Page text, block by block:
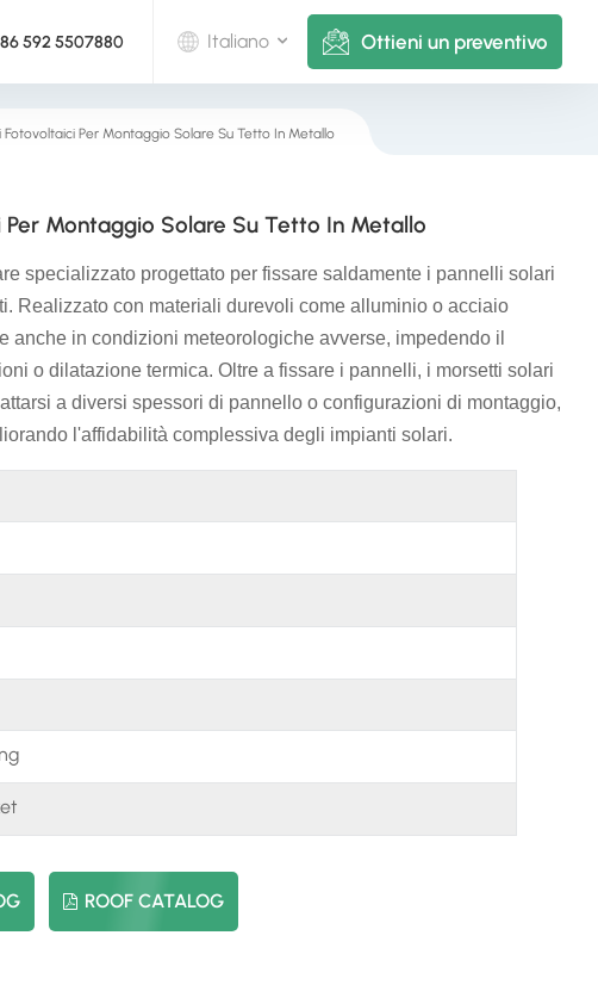
592 5507880 Italiano
English
italiano
español
português
Nederlands
العربية
日本語
한국의
Ottieni un preventivo
Fotovoltaici Per Montaggio Solare Su Tetto In Metallo
Montaggio Solare Su Tetto In Metallo
specializzato progettato per fissare saldamente i pannelli solari
Realizzato con materiali durevoli come alluminio o acciaio
in condizioni meteorologiche avverse, impedendo il
o dilatazione termica. Oltre a fissare i pannelli, i morsetti solari
a diversi spessori di pannello o configurazioni di montaggio,
l'affidabilità complessiva degli impianti solari.
ROOF CATALOG